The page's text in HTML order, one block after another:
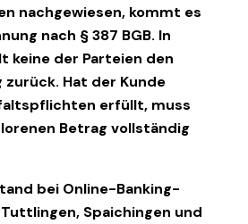
nachgewiesen, kommt es
nach § 387 BGB. In
keine der Parteien den
Hat der Kunde
erfüllt, muss
Betrag vollständig
bei Online-Banking-
Spaichingen und